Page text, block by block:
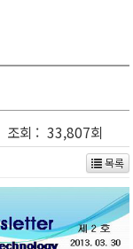
조회 : 33,807회
목록